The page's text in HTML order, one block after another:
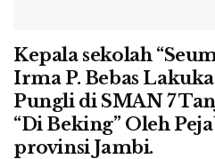
Kepala sekolah
Irma P. Bebas
Pungli di SMAN 7
“Di Beking” Oleh
provinsi Jambi.